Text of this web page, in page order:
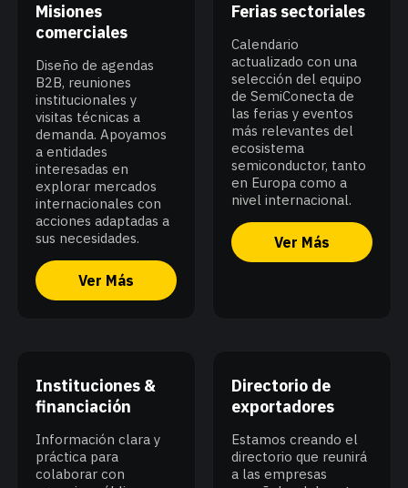
Misiones
comerciales
Diseño de agendas
B2B, reuniones
institucionales y
visitas técnicas a
demanda. Apoyamos
a entidades
interesadas en
explorar mercados
internacionales con
acciones adaptadas a
sus necesidades.
Ver Más
Ferias sectoriales
Calendario
actualizado con una
selección del equipo
de SemiConecta de
las ferias y eventos
más relevantes del
ecosistema
semiconductor, tanto
en Europa como a
nivel internacional.
Ver Más
Instituciones &
financiación
Información clara y
práctica para
colaborar con
Directorio de
exportadores
Estamos creando el
directorio que reunirá
a las empresas